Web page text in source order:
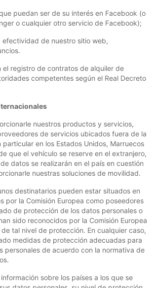
puedan ser de su interés en Facebook (o
o cualquier otro servicio de Facebook);
efectividad de nuestro sitio web,
el registro de contratos de alquiler de
competentes según el Real Decreto
nuestros productos y servicios,
de servicios ubicados fuera de la
particular en los Estados Unidos, Marruecos
que el vehículo se reserve en el extranjero,
datos se realizarán en el país en cuestión
nuestras soluciones de movilidad.
destinatarios pueden estar situados en
por la Comisión Europea como poseedores
de protección de los datos personales o
sido reconocidos por la Comisión Europea
tal nivel de protección. En cualquier caso,
medidas de protección adecuadas para
personales de acuerdo con la normativa de
sobre los países a los que se